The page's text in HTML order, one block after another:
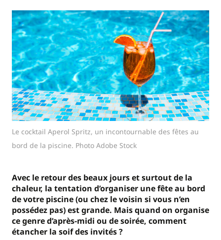
Le cocktail Aperol Spritz, un incontournable des fêtes au
bord de la piscine. Photo Adobe Stock
Avec le retour des beaux jours et surtout de la
chaleur, la tentation d’organiser une fête au bord
de votre piscine (ou chez le voisin si vous n’en
possédez pas) est grande. Mais quand on organise
ce genre d’après-midi ou de soirée, comment
étancher la soif des invités ?